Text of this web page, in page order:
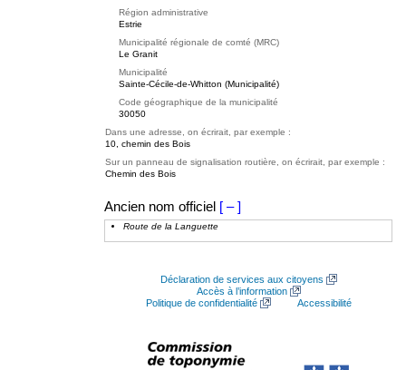
Région administrative
Estrie
Municipalité régionale de comté (MRC)
Le Granit
Municipalité
Sainte-Cécile-de-Whitton (Municipalité)
Code géographique de la municipalité
30050
Dans une adresse, on écrirait, par exemple :
10, chemin des Bois
Sur un panneau de signalisation routière, on écrirait, par exemple :
Chemin des Bois
Ancien nom officiel [ – ]
Route de la Languette
Déclaration de services aux citoyens
Accès à l’information
Politique de confidentialité
Accessibilité